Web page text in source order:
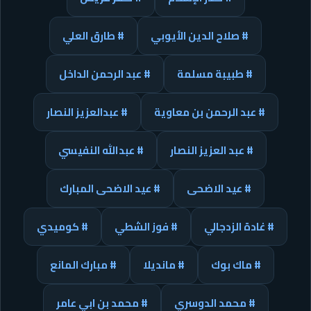
# صلاح الدين الأيوبي
# طارق العلي
# طبيبة مسلمة
# عبد الرحمن الداخل
# عبد الرحمن بن معاوية
# عبدالعزيز النصار
# عبد العزيز النصار
# عبدالله النفيسي
# عيد الاضحى
# عيد الاضحى المبارك
# غادة الزدجالي
# فوز الشطي
# كوميدي
# ماك بوك
# مانديلا
# مبارك المانع
# محمد الدوسري
# محمد بن ابي عامر